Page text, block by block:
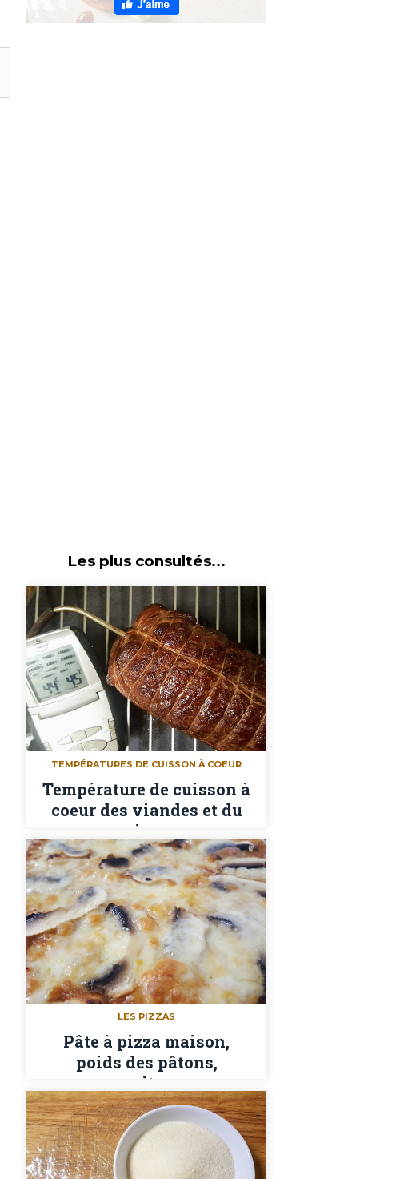
Les plus consultés...
TEMPÉRATURES DE CUISSON À COEUR
Température de cuisson à
coeur des viandes et du
poisson
LES PIZZAS
Pâte à pizza maison,
poids des pâtons,
garnitures